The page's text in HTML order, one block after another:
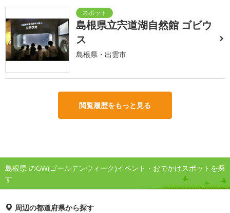
島根県立宍道湖自然館 ゴビウ
ス
島根県・出雲市
閲覧履歴をもっと見る
島根県 のGW(ゴールデンウィーク)イベント・おでかけスポットを探
す
周辺の都道府県から探す